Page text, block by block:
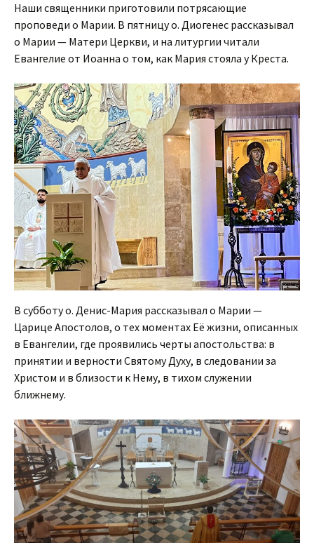
Наши священники приготовили потрясающие
проповеди о Марии. В пятницу о. Диогенес рассказывал
о Марии — Матери Церкви, и на литургии читали
Евангелие от Иоанна о том, как Мария стояла у Креста.
В субботу о. Денис-Мария рассказывал о Марии —
Царице Апостолов, о тех моментах Её жизни, описанных
в Евангелии, где проявились черты апостольства: в
принятии и верности Святому Духу, в следовании за
Христом и в близости к Нему, в тихом служении
ближнему.